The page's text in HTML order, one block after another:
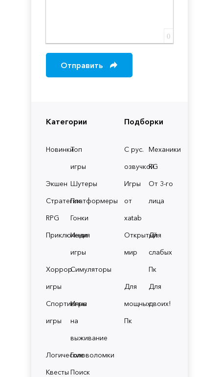
Категории
НовинкиТоп
игры
Экшен Шутеры
СтратегииПлатформеры
RPG
Гонки
Приключения
Инди
игры
Хоррор
игры
Симуляторы
Спортивные
игры
Игры
на
выживание
ЛогическиеГоловоломки
Квесты Поиск
Подборки
С рус.
озвучкой
Механики
RG
Игры
от
xatab
От 3-го
лица
Открытый
мир
Для
слабых
Пк
Для
мощных
Пк
Для
двоих!
0
Отправить